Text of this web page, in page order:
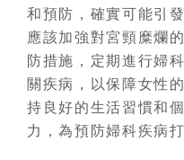
和預防，確實可能引
應該加強對宮頸糜爛
防措施，定期進行婦
關疾病，以保障女性
持良好的生活習慣和
力，為預防婦科疾病